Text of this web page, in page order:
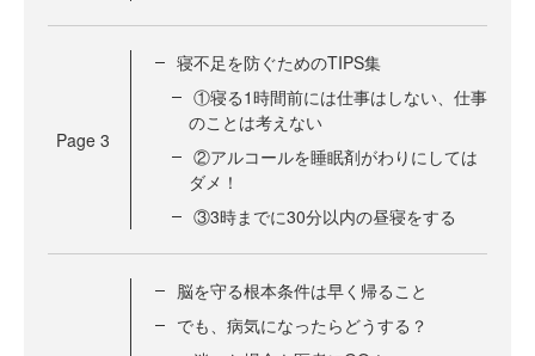
Page 3
寝不足を防ぐためのTIPS集
①寝る1時間前には仕事はしない、仕事
のことは考えない
②アルコールを睡眠剤がわりにしては
ダメ！
③3時までに30分以内の昼寝をする
脳を守る根本条件は早く帰ること
でも、病気になったらどうする？